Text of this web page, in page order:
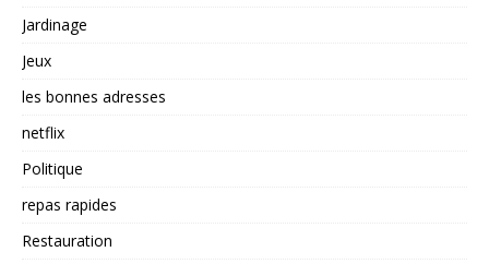
Jardinage
Jeux
les bonnes adresses
netflix
Politique
repas rapides
Restauration